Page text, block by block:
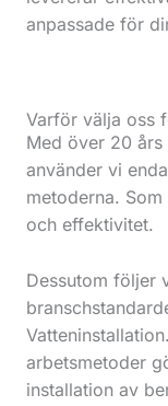
anpassade för
Varför välja oss
Med över 20 års
använder vi
metoderna.
och effektivitet.
Dessutom följer
arbetsmetoder
installation av